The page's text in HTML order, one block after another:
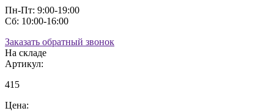
Пн-Пт: 9:00-19:00
Сб: 10:00-16:00
Заказать обратный звонок
На складе
Артикул:
415
Цена: